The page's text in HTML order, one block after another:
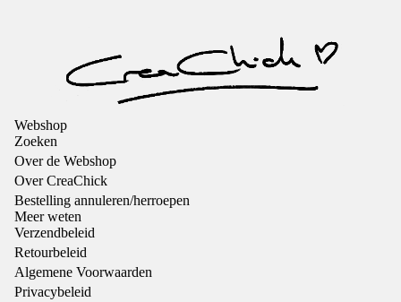
Webshop
Zoeken
Over de Webshop
Over CreaChick
Bestelling annuleren/herroepen
Meer weten
Verzendbeleid
Retourbeleid
Algemene Voorwaarden
Privacybeleid